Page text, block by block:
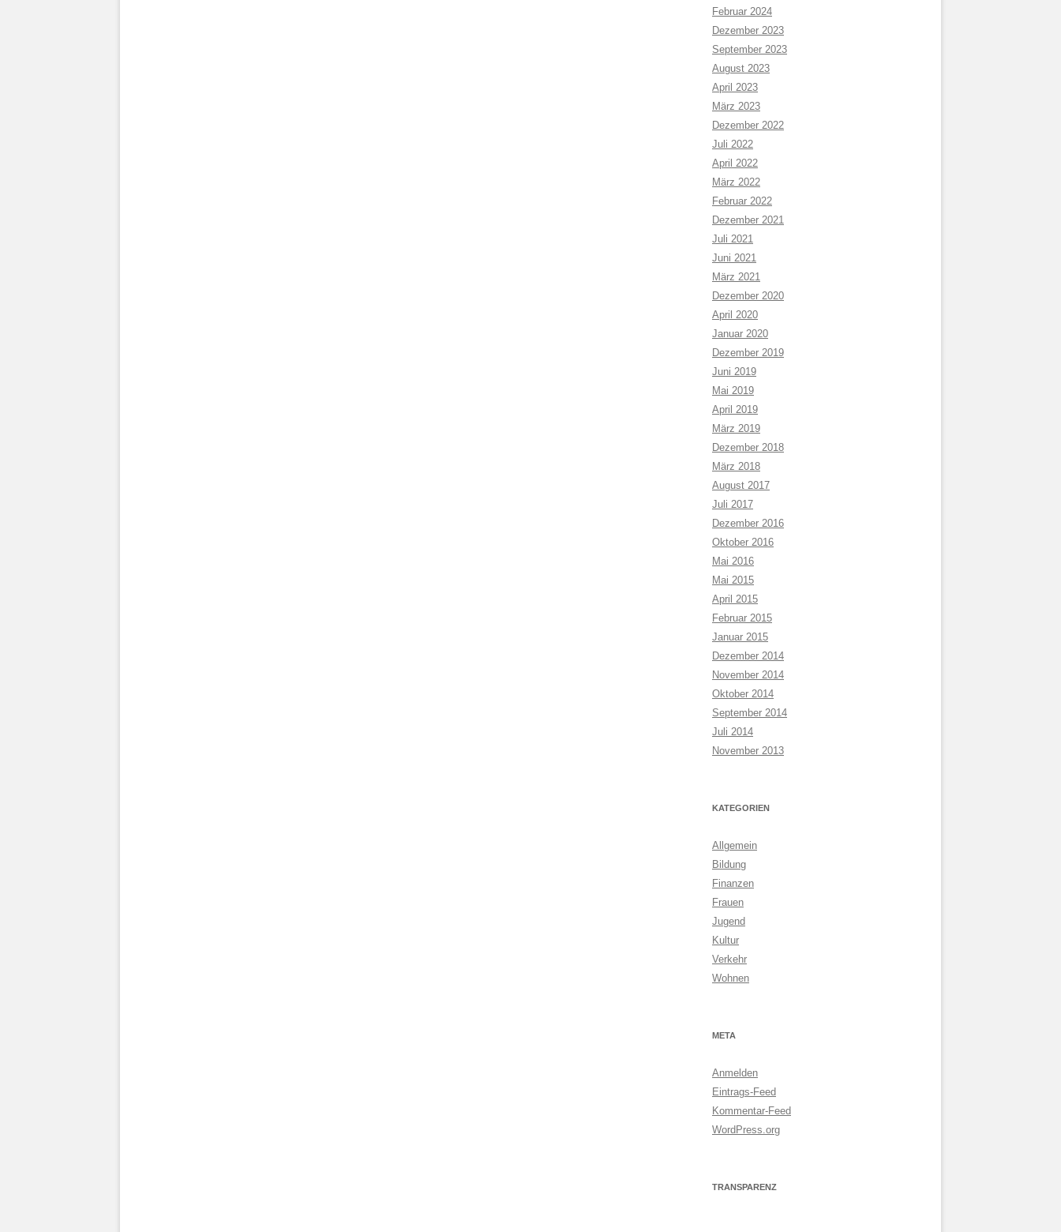
Februar 2024
Dezember 2023
September 2023
August 2023
April 2023
März 2023
Dezember 2022
Juli 2022
April 2022
März 2022
Februar 2022
Dezember 2021
Juli 2021
Juni 2021
März 2021
Dezember 2020
April 2020
Januar 2020
Dezember 2019
Juni 2019
Mai 2019
April 2019
März 2019
Dezember 2018
März 2018
August 2017
Juli 2017
Dezember 2016
Oktober 2016
Mai 2016
Mai 2015
April 2015
Februar 2015
Januar 2015
Dezember 2014
November 2014
Oktober 2014
September 2014
Juli 2014
November 2013
KATEGORIEN
Allgemein
Bildung
Finanzen
Frauen
Jugend
Kultur
Verkehr
Wohnen
META
Anmelden
Eintrags-Feed
Kommentar-Feed
WordPress.org
TRANSPARENZ